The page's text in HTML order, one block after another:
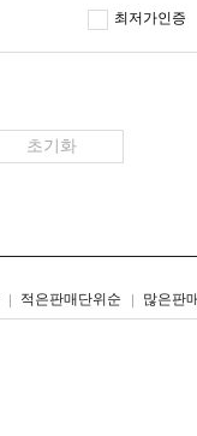
최저가인증
적은판매단위순 많은판